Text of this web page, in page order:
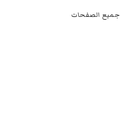
جميع الصفحات